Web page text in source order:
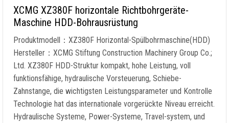
XCMG XZ380F horizontale Richtbohrgeräte-
Maschine HDD-Bohrausrüstung
Produktmodell：XZ380F Horizontal-Spülbohrmaschine(HDD)
Hersteller：XCMG Stiftung Construction Machinery Group Co.;
Ltd. XZ380F HDD-Struktur kompakt, hohe Leistung, voll
funktionsfähige, hydraulische Vorsteuerung, Schiebe-
Zahnstange, die wichtigsten Leistungsparameter und Kontrolle
Technologie hat das internationale vorgerückte Niveau erreicht.
Hydraulische Systeme, Power-Systeme, Travel-system, und